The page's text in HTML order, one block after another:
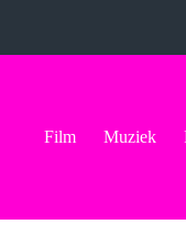
Film Muziek